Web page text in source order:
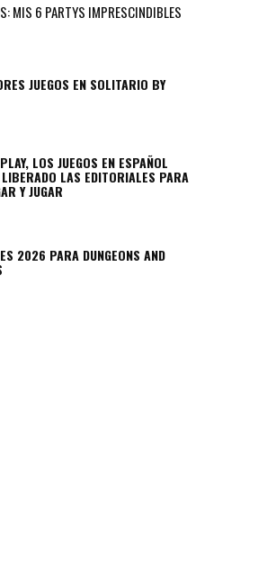
MIS 6 PARTYS IMPRESCINDIBLES
JUEGOS EN SOLITARIO BY
LOS JUEGOS EN ESPAÑOL
LAS EDITORIALES PARA
Y JUGAR
2026 PARA DUNGEONS AND